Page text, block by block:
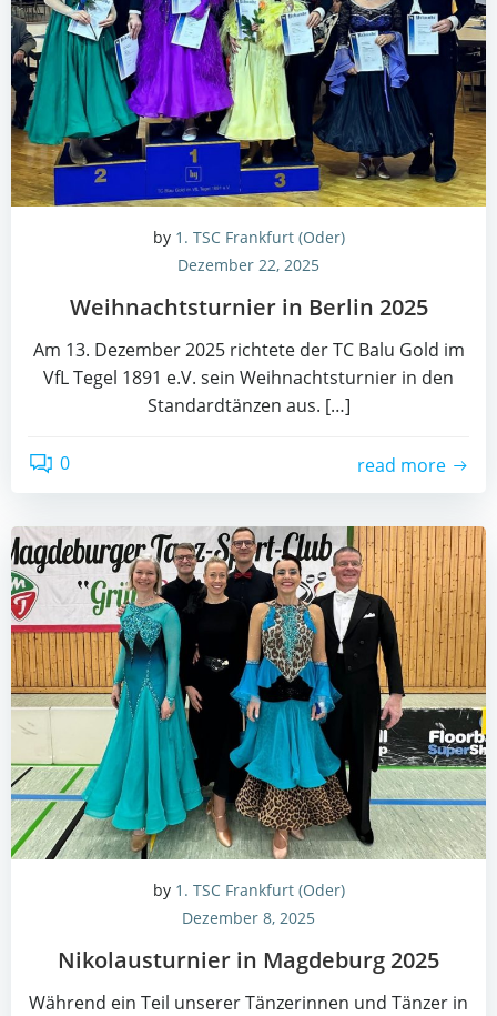
by 1. TSC Frankfurt (Oder)
Dezember 22, 2025
Weih­nachts­tur­nier in Ber­lin 2025
Am 13. Dezem­ber 2025 rich­te­te der TC Balu Gold im
VfL Tegel 1891 e.V. sein Weih­nachts­tur­nier in den
Stan­dard­tän­zen aus. […]
0 read more
by 1. TSC Frankfurt (Oder)
Dezember 8, 2025
Niko­laus­tur­nier in Mag­de­burg 2025
Wäh­rend ein Teil unse­rer Tän­ze­rin­nen und Tän­zer in